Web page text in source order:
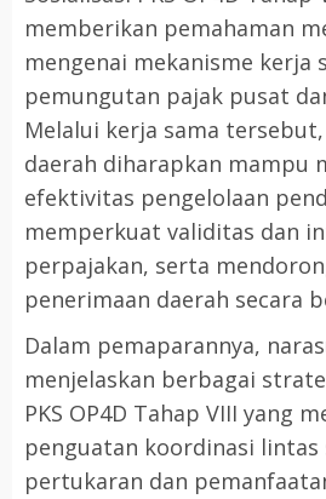
memberikan pemahaman
mengenai mekanisme kerja
pemungutan pajak pusat
Melalui kerja sama
daerah diharapkan mampu
efektivitas pengelolaan
memperkuat validitas dan
perpajakan, serta
penerimaan daerah secara
Dalam pemaparannya,
menjelaskan berbagai
PKS OP4D Tahap VIII yang
penguatan koordinasi lintas
pertukaran dan